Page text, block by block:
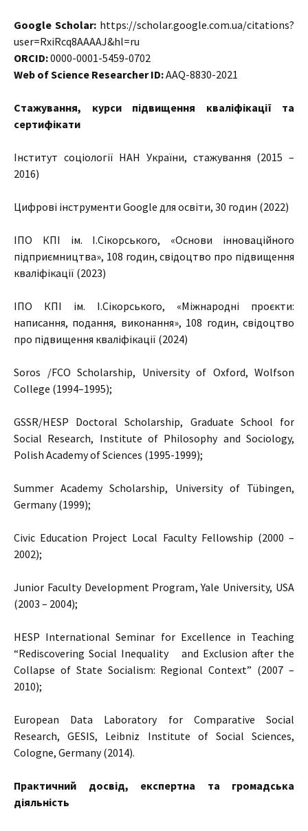
Google Scholar: https://scholar.google.com.ua/citations?
user=RxiRcq8AAAAJ&hl=ru
ORСID:0000-0001-5459-0702
Web of Science Researcher ID:AAQ-8830-2021
Cтажування, курси підвищення кваліфікації та
сертифікати
Інститут соціології НАН України, стажування (2015 –
2016)
Цифрові інструменти Google для освіти, 30 годин (2022)
ІПО КПІ ім. І.Сікорського, «Основи інноваційного
підприємництва», 108 годин, свідоцтво про підвищення
кваліфікації (2023)
ІПО КПІ ім. І.Сікорського, «Міжнародні проєкти:
написання, подання, виконання», 108 годин, свідоцтво
про підвищення кваліфікації (2024)
Soros /FCO Scholarship, University of Oxford, Wolfson
College (1994–1995);
GSSR/HESP Doctoral Scholarship, Graduate School for
Social Research, Institute of Philosophy and Sociology,
Polish Academy of Sciences (1995-1999);
Summer Academy Scholarship, University of Tübingen,
Germany (1999);
Civic Education Project Local Faculty Fellowship (2000 –
2002);
Junior Faculty Development Program, Yale University, USA
(2003 – 2004);
HESP International Seminar for Excellence in Teaching
“Rediscovering Social Inequality and Exclusion after the
Collapse of State Socialism: Regional Context” (2007 –
2010);
European Data Laboratory for Comparative Social
Research, GESIS, Leibniz Institute of Social Sciences,
Cologne, Germany (2014).
Практичний досвід, експертна та громадська
діяльність